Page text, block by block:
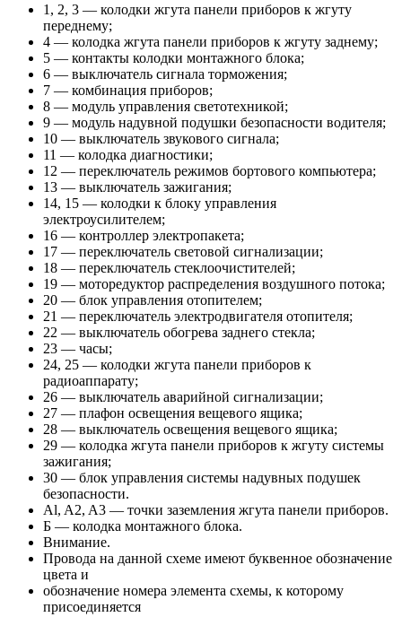
1, 2, 3 — колодки жгута панели приборов к жгуту
переднему;
4 — колодка жгута панели приборов к жгуту заднему;
5 — контакты колодки монтажного блока;
6 — выключатель сигнала торможения;
7 — комбинация приборов;
8 — модуль управления светотехникой;
9 — модуль надувной подушки безопасности водителя;
10 — выключатель звукового сигнала;
11 — колодка диагностики;
12 — переключатель режимов бортового компьютера;
13 — выключатель зажигания;
14, 15 — колодки к блоку управления
электроусилителем;
16 — контроллер электропакета;
17 — переключатель световой сигнализации;
18 — переключатель стеклоочистителей;
19 — моторедуктор распределения воздушного потока;
20 — блок управления отопителем;
21 — переключатель электродвигателя отопителя;
22 — выключатель обогрева заднего стекла;
23 — часы;
24, 25 — колодки жгута панели приборов к
радиоаппарату;
26 — выключатель аварийной сигнализации;
27 — плафон освещения вещевого ящика;
28 — выключатель освещения вещевого ящика;
29 — колодка жгута панели приборов к жгуту системы
зажигания;
30 — блок управления системы надувных подушек
безопасности.
Al, A2, A3 — точки заземления жгута панели приборов.
Б — колодка монтажного блока.
Внимание.
Провода на данной схеме имеют буквенное обозначение
цвета и
обозначение номера элемента схемы, к которому
присоединяется